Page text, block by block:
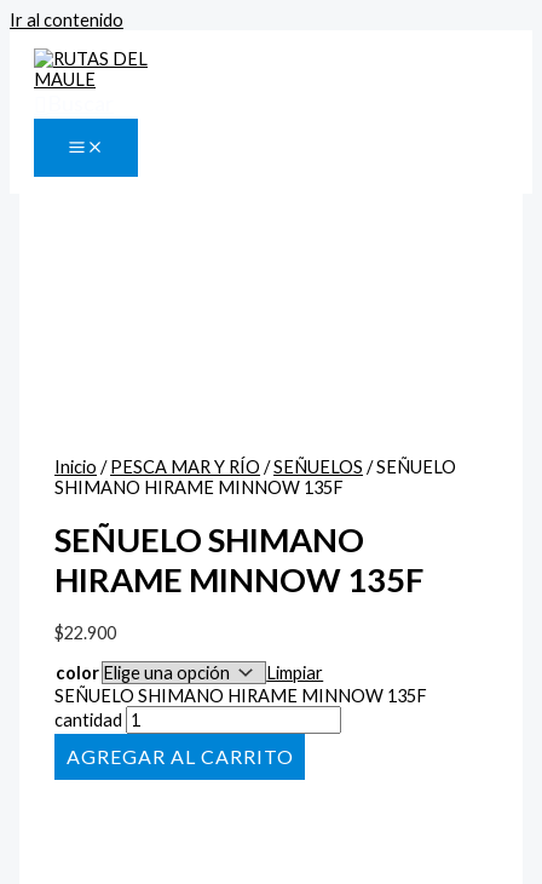
Ir al contenido
Inicio /PESCA MAR Y RÍO /SEÑUELOS / SEÑUELO
SHIMANO HIRAME MINNOW 135F
SEÑUELO SHIMANO
HIRAME MINNOW 135F
$22.900
color
Limpiar
SEÑUELO SHIMANO HIRAME MINNOW 135F
cantidad
AÑADIR AL CARRITO